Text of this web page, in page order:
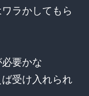
ラかしてもら
要かな
受け入れられ